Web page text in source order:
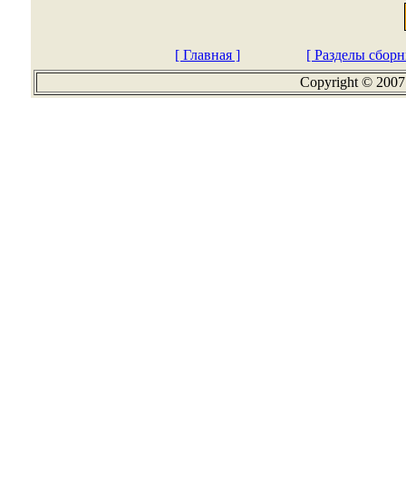
[ Главная ]
[ Разделы
Copyright ©